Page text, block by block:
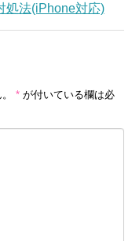
処法(iPhone対応)
* が付いている欄は必